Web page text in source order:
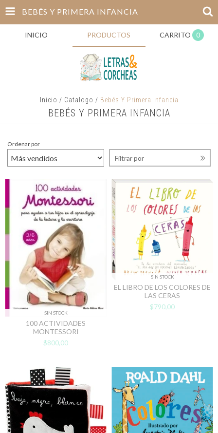
BEBÉS Y PRIMERA INFANCIA
INICIO PRODUCTOS CARRITO 0
Inicio / Catalogo / Bebés Y Primera Infancia
BEBÉS Y PRIMERA INFANCIA
Ordenar por
Filtrar por
SIN STOCK
100 ACTIVIDADES
MONTESSORI
$800,00
SIN STOCK
EL LIBRO DE LOS COLORES DE
LAS CERAS
$790,00